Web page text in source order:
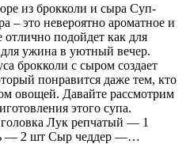
из брокколи и сыра Суп-
– это невероятно ароматное и
отлично подойдет как для
ужина в уютный вечер.
брокколи с сыром создает
понравится даже тем, кто
овощей. Давайте рассмотрим
этого супа.
Лук репчатый — 1
— 2 шт Сыр чеддер —…